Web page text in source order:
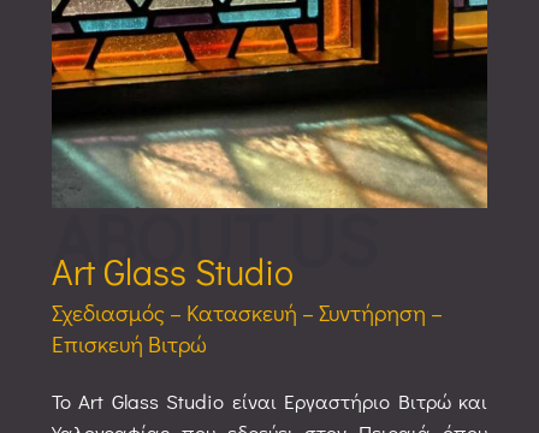
ABOUT US
Art Glass Studio
Σχεδιασμός – Κατασκευή – Συντήρηση –
Επισκευή Βιτρώ
Το Art Glass Studio είναι Εργαστήριο Βιτρώ και